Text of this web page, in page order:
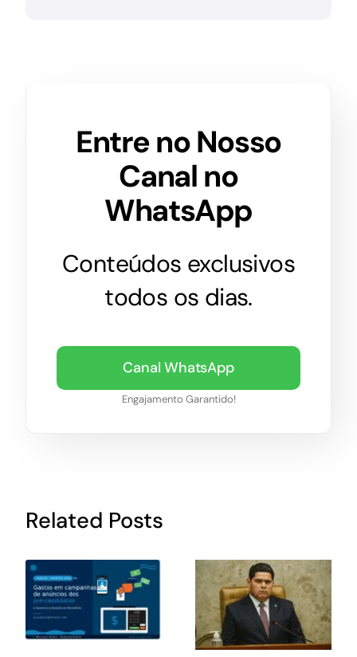
Entre no Nosso
Canal no
WhatsApp
Conteúdos exclusivos
todos os dias.
Canal WhatsApp
Engajamento Garantido!
Related Posts